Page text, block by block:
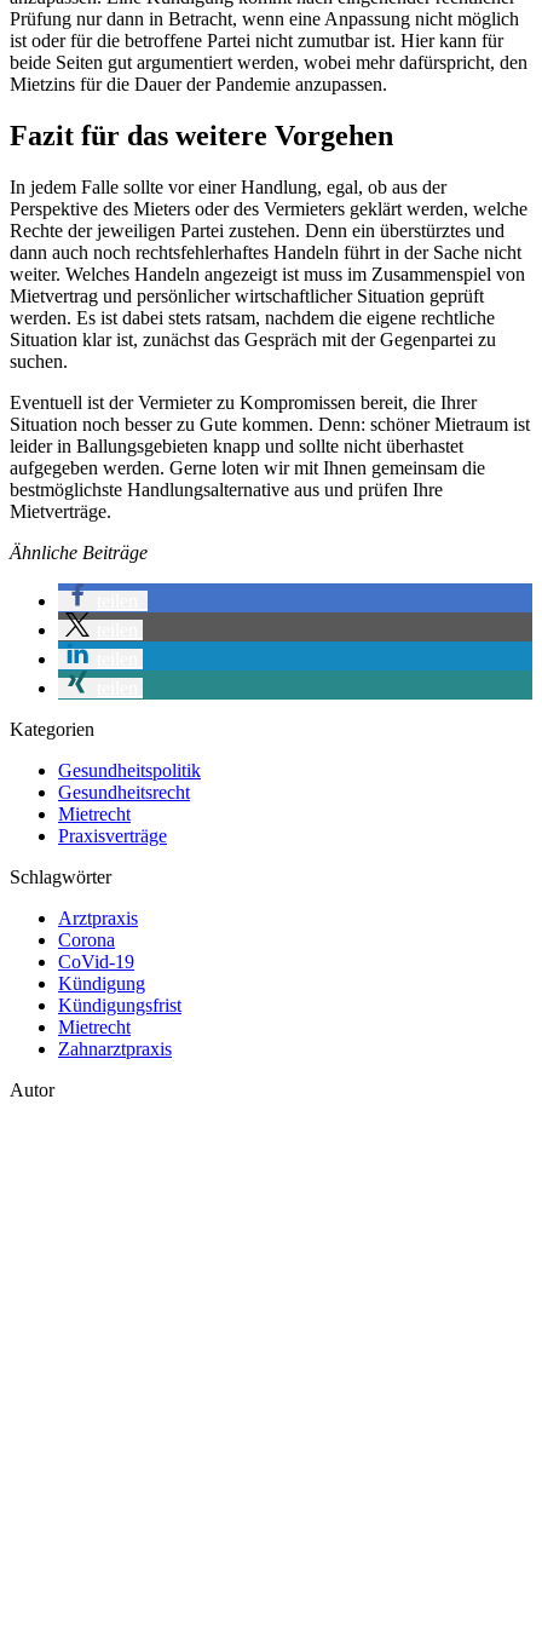
Prüfung nur dann in Betracht, wenn eine Anpassung nicht möglich
ist oder für die betroffene Partei nicht zumutbar ist. Hier kann für
beide Seiten gut argumentiert werden, wobei mehr dafürspricht, den
Mietzins für die Dauer der Pandemie anzupassen.
Fazit für das weitere Vorgehen
In jedem Falle sollte vor einer Handlung, egal, ob aus der
Perspektive des Mieters oder des Vermieters geklärt werden, welche
Rechte der jeweiligen Partei zustehen. Denn ein überstürztes und
dann auch noch rechtsfehlerhaftes Handeln führt in der Sache nicht
weiter. Welches Handeln angezeigt ist muss im Zusammenspiel von
Mietvertrag und persönlicher wirtschaftlicher Situation geprüft
werden. Es ist dabei stets ratsam, nachdem die eigene rechtliche
Situation klar ist, zunächst das Gespräch mit der Gegenpartei zu
suchen.
Eventuell ist der Vermieter zu Kompromissen bereit, die Ihrer
Situation noch besser zu Gute kommen. Denn: schöner Mietraum ist
leider in Ballungsgebieten knapp und sollte nicht überhastet
aufgegeben werden. Gerne loten wir mit Ihnen gemeinsam die
bestmöglichste Handlungsalternative aus und prüfen Ihre
Mietverträge.
Ähnliche Beiträge
Kategorien
Gesundheitspolitik
Gesundheitsrecht
Mietrecht
Praxisverträge
Schlagwörter
Arztpraxis
Corona
CoVid-19
Kündigung
Kündigungsfrist
Mietrecht
Zahnarztpraxis
Autor